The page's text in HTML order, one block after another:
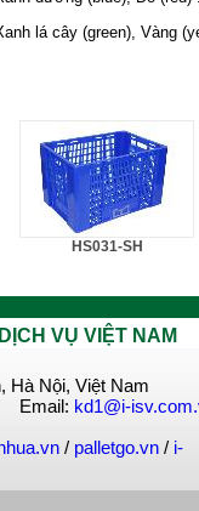
lá cây (green), Vàng
HS031-SH
VỤ VIỆT NAM
Hà Nội, Việt Nam
Email: kd1@i-
/ palletgo.vn / i-